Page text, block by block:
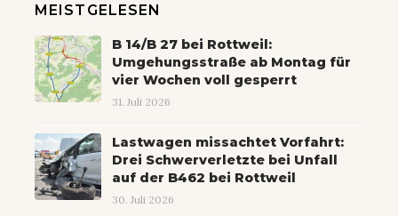
MEISTGELESEN
B 14/B 27 bei Rottweil:
Umgehungsstraße ab Montag für
vier Wochen voll gesperrt
31. Juli 2026
Lastwagen missachtet Vorfahrt:
Drei Schwerverletzte bei Unfall
auf der B462 bei Rottweil
30. Juli 2026